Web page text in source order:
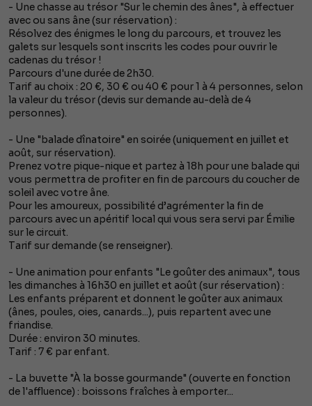
- Une chasse au trésor "Sur le chemin des ânes", à effectuer
avec ou sans âne (sur réservation) :
Résolvez des énigmes le long du parcours, et trouvez les
galets sur lesquels sont inscrits les codes pour ouvrir le
cadenas du trésor !
Parcours d'une durée de 2h30.
Tarif au choix : 20 €, 30 € ou 40 € pour 1 à 4 personnes, selon
la valeur du trésor (devis sur demande au-delà de 4
personnes).
- Une "balade dînatoire" en soirée (uniquement en juillet et
août, sur réservation).
Prenez votre pique-nique et partez à 18h pour une balade qui
vous permettra de profiter en fin de parcours du coucher de
soleil avec votre âne.
Pour les amoureux, possibilité d’agrémenter la fin de
parcours avec un apéritif local qui vous sera servi par Émilie
sur le circuit.
Tarif sur demande (se renseigner).
- Une animation pour enfants "Le goûter des animaux", tous
les dimanches à 16h30 en juillet et août (sur réservation) :
Les enfants préparent et donnent le goûter aux animaux
(ânes, poules, oies, canards...), puis repartent avec une
friandise.
Durée : environ 30 minutes.
Tarif : 7 € par enfant.
- La buvette "À la bosse gourmande" (ouverte en fonction
de l'affluence) : boissons fraîches à emporter...